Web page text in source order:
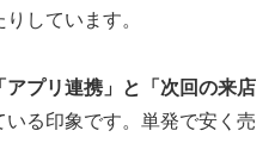
しています。
アプリ連携」と「次回の来店
る印象です。単発で安く売